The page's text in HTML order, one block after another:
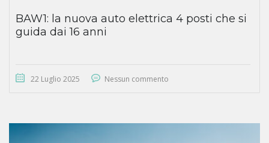
BAW1: la nuova auto elettrica 4 posti che si
guida dai 16 anni
22 Luglio 2025 Nessun commento